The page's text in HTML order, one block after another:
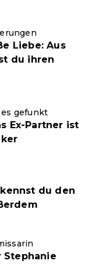
Liebe: Aus
du ihren
gefunkt
Ex-Partner ist
du den
Stephanie